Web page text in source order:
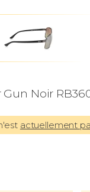
Noir
actuellement